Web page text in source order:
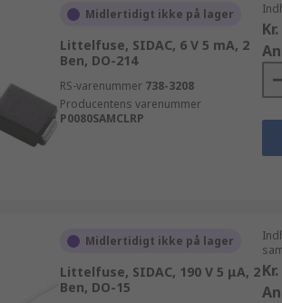
Midlertidigt ikke på lager
Littelfuse, SIDAC, 6 V 5 mA, 2
Ben, DO-214
RS-varenummer 738-3208
Producentens varenummer
P0080SAMCLRP
Midlertidigt ikke på lager
Littelfuse, SIDAC, 190 V 5 μA, 2
Ben, DO-15